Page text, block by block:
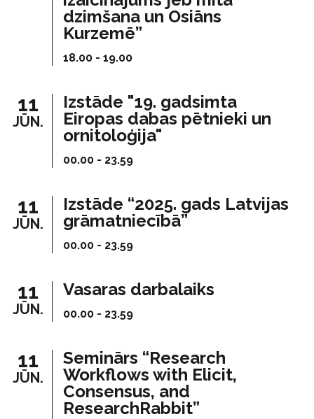
dzimšana un Osiāns
Kurzemē”
18.00 - 19.00
11
JŪN.
Izstāde "19. gadsimta
Eiropas dabas pētnieki un
ornitoloģija"
00.00 - 23.59
11
JŪN.
Izstāde “2025. gads Latvijas
grāmatniecībā”
00.00 - 23.59
11
JŪN.
Vasaras darbalaiks
00.00 - 23.59
11
JŪN.
Seminārs “Research
Workflows with Elicit,
Consensus, and
ResearchRabbit”